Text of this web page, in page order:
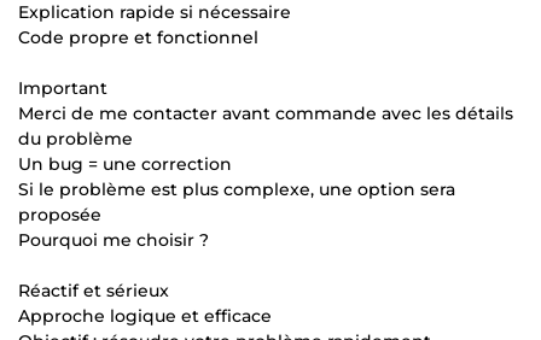
Explication rapide si nécessaire
Code propre et fonctionnel
Important
Merci de me contacter avant commande avec les détails
du problème
Un bug = une correction
Si le problème est plus complexe, une option sera
proposée
Pourquoi me choisir ?
Réactif et sérieux
Approche logique et efficace